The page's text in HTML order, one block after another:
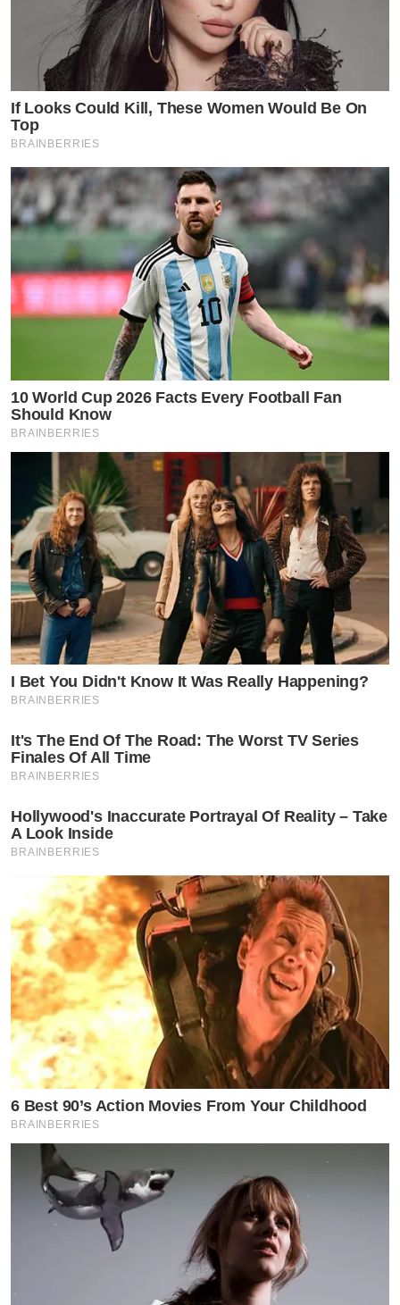
If Looks Could Kill, These Women Would Be On
Top
BRAINBERRIES
10 World Cup 2026 Facts Every Football Fan
Should Know
BRAINBERRIES
I Bet You Didn't Know It Was Really Happening?
BRAINBERRIES
It's The End Of The Road: The Worst TV Series
Finales Of All Time
BRAINBERRIES
Hollywood's Inaccurate Portrayal Of Reality – Take
A Look Inside
BRAINBERRIES
6 Best 90’s Action Movies From Your Childhood
BRAINBERRIES